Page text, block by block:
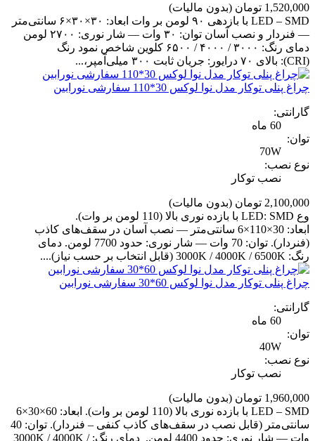
1,520,000 تومان
(بدون مالیات)
LED – SMD با بازدهی ۹۰ لومن بر وات ابعاد: ۳۰×۳۰×۶ سانتی‌متر
— فنردار و نصب آسان توان: ۳۰ وات — شار نوری: ۲۷۰۰ لومن
دمای رنگ: ۳۰۰۰ / ۴۰۰۰ / ۶۵۰۰ کلوین شاخص نمود رنگ
(CRI): بالای ۷۰ درایور: جریان ثابت ۳۰۰ میلی‌آمپر،...
چراغ پنلی توکار مدل نوا لوکس 30*110 سفارشی نورابین
گارانتی:
60 ماه
توان:
70W
نوع نصب:
نصب توکار
2,100,000 تومان
(بدون مالیات)
وع LED: SMD با بازده نوری بالا (110 لومن بر وات).
ابعاد: 30×110×6 سانتی‌متر — نصب آسان در سقف‌های کاذب
(فنردار). توان: 70 وات — شار نوری: حدود 7700 لومن. دمای
رنگ: 3000K / 4000K / 6500K (قابل انتخاب بر حسب نیاز)....
چراغ پنلی توکار مدل نوا لوکس 60*30 سفارشی نورابین
گارانتی:
60 ماه
توان:
40W
نوع نصب:
نصب توکار
1,960,000 تومان
(بدون مالیات)
LED – SMD با بازده نوری بالا (110 لومن بر وات). ابعاد: 60×30×6
سانتی‌متر (قابل نصب در سقف‌های کاذب کنفی – فنردار). توان: 40
وات — شار نوری: حدود 4400 لومن. دمای رنگ: 3000K / 4000K /